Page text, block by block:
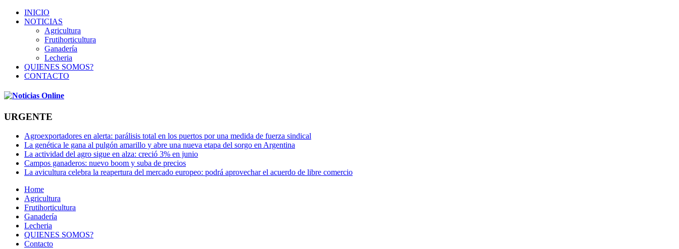
INICIO
NOTICIAS
Agricultura
Frutihorticultura
Ganadería
Lecheria
QUIENES SOMOS?
CONTACTO
URGENTE
Agroexportadores en alerta: parálisis total en los puertos por una medida de fuerza sindical
La genética le gana al pulgón amarillo y abre una nueva etapa del sorgo en Argentina
La actividad del agro sigue en alza: creció 3% en junio
Campos ganaderos: nuevo boom y suba de precios
La avicultura celebra la reapertura del mercado europeo: podrá aprovechar el acuerdo de libre comercio
Home
Agricultura
Frutihorticultura
Ganadería
Lecheria
QUIENES SOMOS?
Contacto